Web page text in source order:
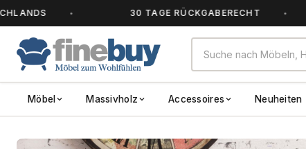
30 TAGE RÜCKGABERECHT
Möbel Massivholz Accessoires Neuheiten